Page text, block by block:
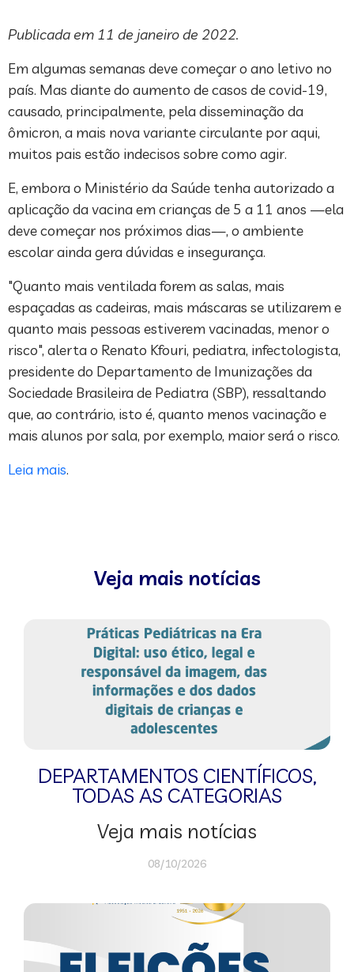
Publicada em 11 de janeiro de 2022.
Em algumas semanas deve começar o ano letivo no
país. Mas diante do aumento de casos de covid-19,
causado, principalmente, pela disseminação da
ômicron, a mais nova variante circulante por aqui,
muitos pais estão indecisos sobre como agir.
E, embora o Ministério da Saúde tenha autorizado a
aplicação da vacina em crianças de 5 a 11 anos —ela
deve começar nos próximos dias—, o ambiente
escolar ainda gera dúvidas e insegurança.
"Quanto mais ventilada forem as salas, mais
espaçadas as cadeiras, mais máscaras se utilizarem e
quanto mais pessoas estiverem vacinadas, menor o
risco", alerta o Renato Kfouri, pediatra, infectologista,
presidente do Departamento de Imunizações da
Sociedade Brasileira de Pediatra (SBP), ressaltando
que, ao contrário, isto é, quanto menos vacinação e
mais alunos por sala, por exemplo, maior será o risco.
Leia mais.
Veja mais notícias
DEPARTAMENTOS CIENTÍFICOS,
TODAS AS CATEGORIAS
Veja mais notícias
08/10/2026